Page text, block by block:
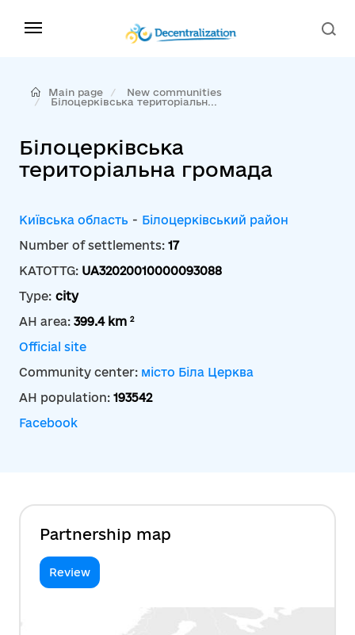
Main page
New communities
Білоцерківська територіальн...
Білоцерківська
територіальна громада
Київська область - Білоцерківський район
Number of settlements: 17
KATOTTG: UA32020010000093088
Type: city
AH area: 399.4 km 2
Official site
Community center: місто Біла Церква
AH population: 193542
Facebook
Partnership map
Review